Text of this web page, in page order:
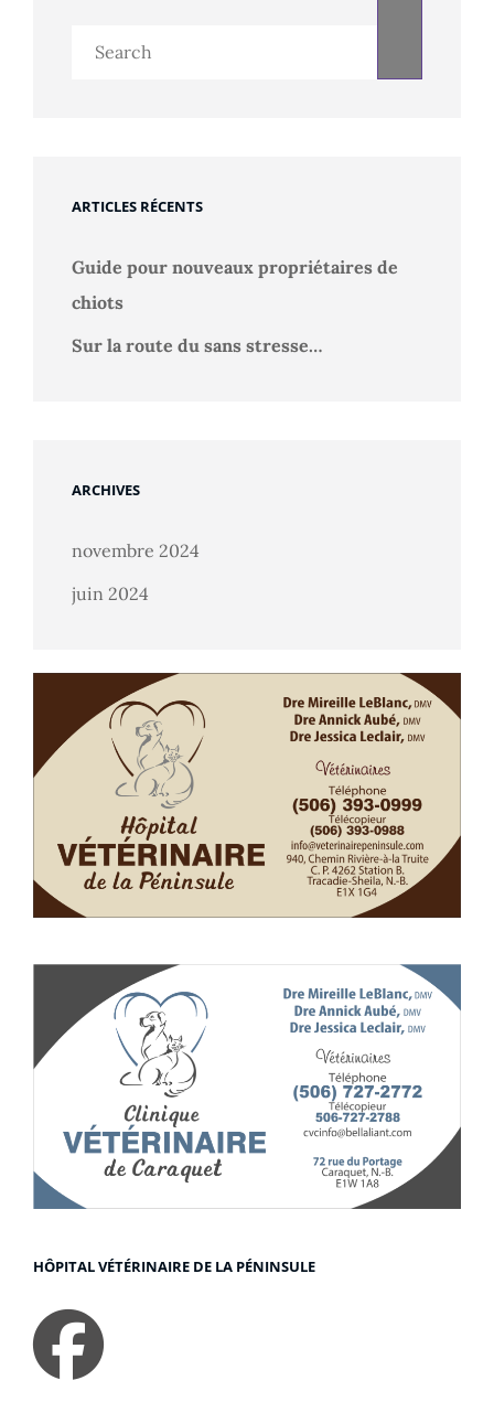
Search
ARTICLES RÉCENTS
Guide pour nouveaux propriétaires de
chiots
Sur la route du sans stresse…
ARCHIVES
novembre 2024
juin 2024
HÔPITAL VÉTÉRINAIRE DE LA PÉNINSULE